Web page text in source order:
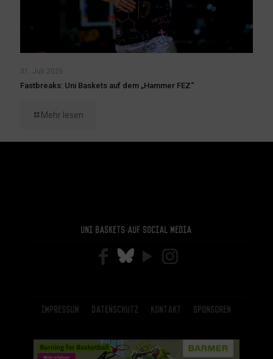
31. Juli 2026
Fastbreaks: Uni Baskets auf dem „Hammer FEZ“
Mehr lesen
Uni Baskets auf Social Media
Impressum Datenschutz Kontakt Sponsoren